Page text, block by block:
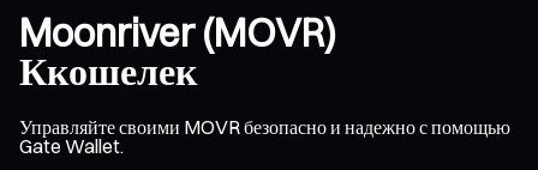
Moonriver (MOVR)
Ккошелек
Управляйте своими MOVR безопасно и надежно с помощью
Gate Wallet.